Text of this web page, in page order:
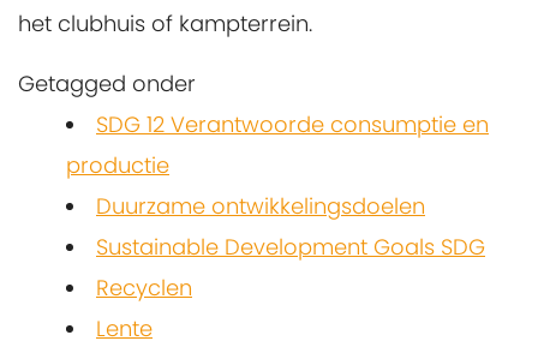
het clubhuis of kampterrein.
Getagged onder
SDG 12 Verantwoorde consumptie en
productie
Duurzame ontwikkelingsdoelen
Sustainable Development Goals SDG
Recyclen
Lente